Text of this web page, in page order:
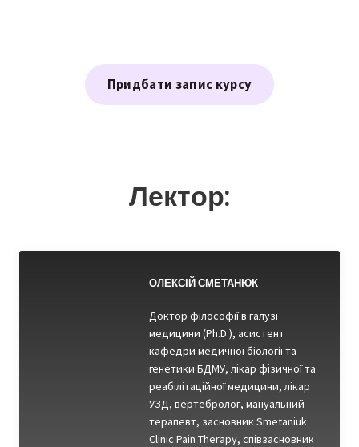
Придбати запис курсу
Лектор:
ОЛЕКСІЙ СМЕТАНЮК
Доктор філософії в галузі
медицини (Ph.D.), асистент
кафедри медичної біології та
генетики БДМУ, лікар фізичної та
реабілітаційної медицини, лікар
УЗД, вертебролог, мануальний
терапевт, засновник Smetaniuk
Clinic Pain Therapy, співзасновник